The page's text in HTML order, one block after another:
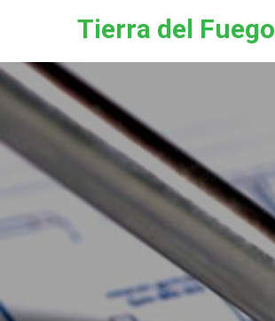
Tierra del Fuego